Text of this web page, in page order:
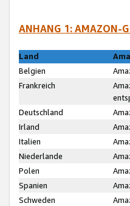
ANHANG 1: AMAZON-
Land
Belgien
Frankreich
Deutschland
Irland
Italien
Niederlande
Polen
Spanien
Schweden